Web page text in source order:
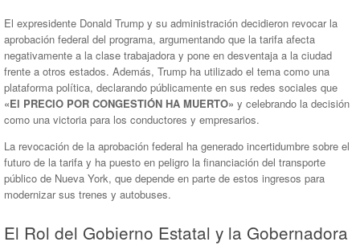
El expresidente Donald Trump y su administración decidieron revocar la
aprobación federal del programa, argumentando que la tarifa afecta
negativamente a la clase trabajadora y pone en desventaja a la ciudad
frente a otros estados. Además, Trump ha utilizado el tema como una
plataforma política, declarando públicamente en sus redes sociales que
«El PRECIO POR CONGESTIÓN HA MUERTO» y celebrando la decisión
como una victoria para los conductores y empresarios.
La revocación de la aprobación federal ha generado incertidumbre sobre el
futuro de la tarifa y ha puesto en peligro la financiación del transporte
público de Nueva York, que depende en parte de estos ingresos para
modernizar sus trenes y autobuses.
El Rol del Gobierno Estatal y la Gobernadora